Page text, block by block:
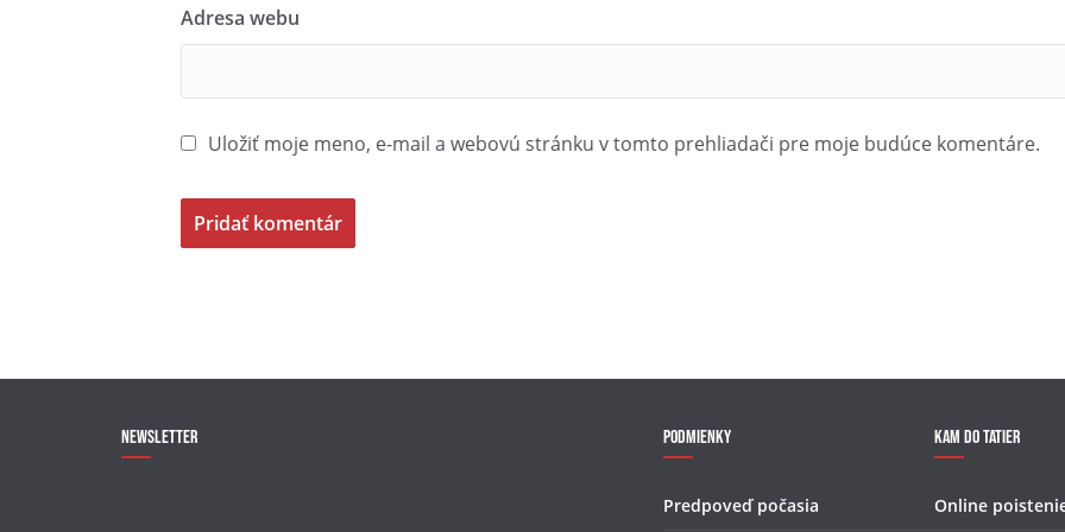
Adresa webu
Uložiť moje meno, e-mail a webovú stránku v tomto prehliadači pre moje budúce komentáre.
Newsletter Podmienky
Predpoveď počasia
Kam do Tatier
Online